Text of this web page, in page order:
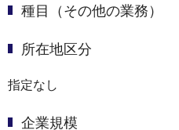
種目（その他の業務）
所在地区分
指定なし
企業規模